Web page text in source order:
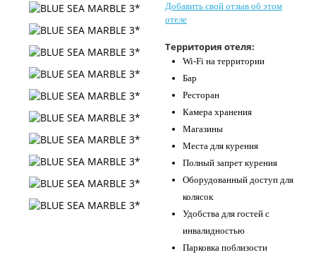
О нас
Контакты
Добавить свой отзыв об этом
отеле
Территория отеля:
Wi-Fi на территории
Бар
Ресторан
Камера хранения
Магазины
Места для курения
Полный запрет курения
Оборудованный доступ для
колясок
Удобства для гостей с
инвалидностью
Парковка поблизости